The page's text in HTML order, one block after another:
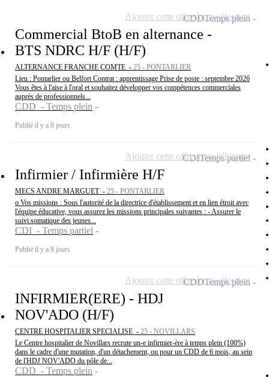
Commercial BtoB en alternance -
BTS NDRC H/F (H/F)
ALTERNANCE FRANCHE COMTE - 25 - PONTARLIER
Lieu : Pontarlier ou Belfort Contrat : apprentissage Prise de poste : septembre 2026
Vous êtes à l'aise à l'oral et souhaitez développer vos compétences commerciales
auprès de professionnels...
CDD - Temps plein
Publié il y a 8 jours
CDDTemps plein
Ajouter cette offre à ma sélection
Infirmier / Infirmière H/F
MECS ANDRE MARGUET - 25 - PONTARLIER
o Vos missions : Sous l'autorité de la directrice d'établissement et en lien étroit avec
l'équipe éducative, vous assurez les missions principales suivantes : - Assurer le
suivi somatique des jeunes...
CDI - Temps partiel
Publié il y a 8 jours
CDITemps partiel
Ajouter cette offre à ma sélection
INFIRMIER(ERE) - HDJ
NOV'ADO (H/F)
CENTRE HOSPITALIER SPECIALISE - 25 - NOVILLARS
Le Centre hospitalier de Novillars recrute un-e infirmier-ère à temps plein (100%)
dans le cadre d'une mutation, d'un détachement, ou pour un CDD de 6 mois, au sein
de l'HDJ NOV'ADO du pôle de...
CDD - Temps plein
CDDTemps plein
Ajouter cette offre à ma sélection